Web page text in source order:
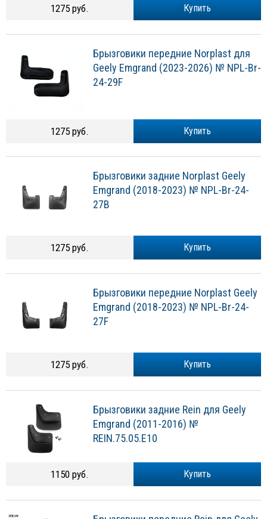
Купить
1275 руб.
Брызговики передние Norplast для
Geely Emgrand (2023-2026) № NPL-Br-
24-29F
Купить
1275 руб.
Брызговики задние Norplast Geely
Emgrand (2018-2023) № NPL-Br-24-
27B
Купить
1275 руб.
Брызговики передние Norplast Geely
Emgrand (2018-2023) № NPL-Br-24-
27F
Купить
1275 руб.
Брызговики задние Rein для Geely
Emgrand (2011-2016) №
REIN.75.05.E10
Купить
1150 руб.